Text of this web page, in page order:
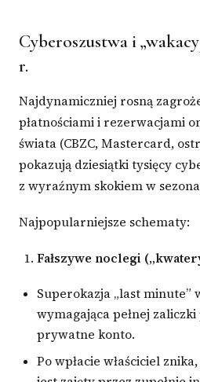
Cyberoszustwa i
r.
Najdynamiczniej rosną
płatnościami i rezerwacjami
świata (CBZC, Mastercard,
pokazują dziesiątki tysięcy
z wyraźnym skokiem w
Najpopularniejsze schematy:
Fałszywe noclegi
Superokazja „last minute”
wymagająca pełnej
prywatne konto.
Po wpłacie właściciel